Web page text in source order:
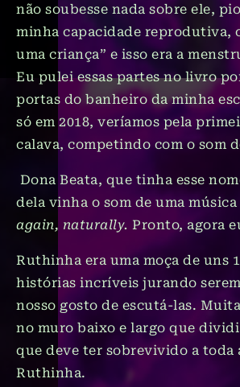
não soubesse nada sobre ele,
minha capacidade reprodutiva,
uma criança” e isso era a
Eu pulei essas partes no livro
portas do banheiro da minha
só em 2018, veríamos pela
calava, competindo com o som
Dona Beata, que tinha esse
dela vinha o som de uma
again, naturally. Pronto, agora
Ruthinha era uma moça de uns
histórias incríveis jurando
nosso gosto de escutá-las.
no muro baixo e largo que
que deve ter sobrevivido a toda
Ruthinha.